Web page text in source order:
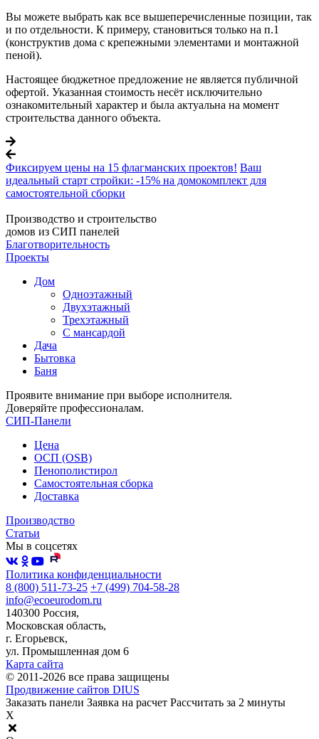
Вы можете выбрать как все вышеперечисленные позиции, так
и по отдельности. К примеру, становиться только на п.1
(конструктив дома с крепежными элементами и монтажной
пеной).
Настоящее бюджетное предложение не является публичной
офертой. Указанная стоимость несёт исключительно
ознакомительный характер и была актуальна на момент
строительства данного объекта.
Фиксируем цены на 15 флагманских проектов! Ваш
идеальный старт стройки: -15% на домокомплект для
самостоятельной сборки
Производство и строительство
домов из СИП панелей
Благотворительность
Проекты
Дом
Одноэтажный
Двухэтажный
Трехэтажный
С мансардой
Дача
Бытовка
Баня
Проявите внимание при выборе исполнителя.
Доверяйте профессионалам.
СИП-Панели
Цена
ОСП (OSB)
Пенополистирол
Самостоятельная сборка
Доставка
Производство
Статьи
Мы в соцсетях
Политика конфиденциальности
8 (800) 511-73-25 +7 (499) 704-58-28
info@ecoeurodom.ru
140300 Россия,
Московская область,
г. Егорьевск,
ул. Промышленная дом 6
Карта сайта
© 2011-2026 все права защищены
Продвижение сайтов DIUS
Заказать панели Заявка на расчет Рассчитать за 2 минуты
X